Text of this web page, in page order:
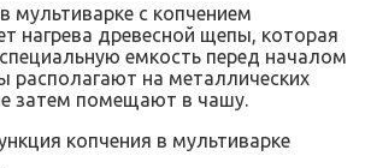
мультиварке с копчением
нагрева древесной щепы, которая
емкость перед началом
располагают на металлических
затем помещают в чашу.